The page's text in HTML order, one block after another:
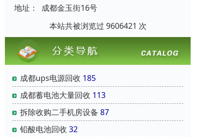
地址：
成都金玉街16号
本站共被浏览过 9606421 次
成都ups电源回收 185
成都蓄电池大量回收 113
拆除收购二手机房设备 87
铅酸电池回收 32